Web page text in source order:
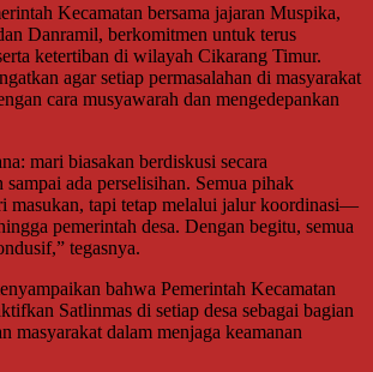
Kecamatan bersama jajaran Muspika,
Danramil, berkomitmen untuk terus
ketertiban di wilayah Cikarang Timur.
agar setiap permasalahan di masyarakat
cara musyawarah dan mengedepankan
mari biasakan berdiskusi secara
sampai ada perselisihan. Semua pihak
masukan, tapi tetap melalui jalur koordinasi—
pemerintah desa. Dengan begitu, semua
tegasnya.
bahwa Pemerintah Kecamatan
Satlinmas di setiap desa sebagai bagian
masyarakat dalam menjaga keamanan